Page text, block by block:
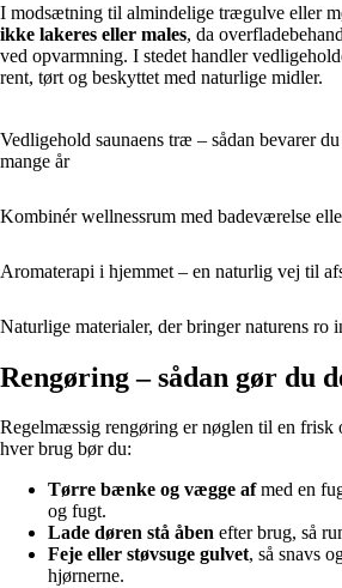
I modsætning til almindelige trægulve eller
ikke lakeres eller males, da
ved opvarmning. I stedet handler
rent, tørt og beskyttet med naturlige midler.
Vedligehold saunaens træ – sådan bevarer
mange år
Kombinér wellnessrum med badeværelse
Aromaterapi i hjemmet – en naturlig vej til
Naturlige materialer, der bringer naturens ro
Rengøring – sådan gør du
Regelmæssig rengøring er nøglen til en frisk
hver brug bør du:
Tørre bænke og vægge afmed en
og fugt.
Lade døren stå åben efter brug, så
Feje eller støvsuge gulvet, så snavs
hjørnerne.